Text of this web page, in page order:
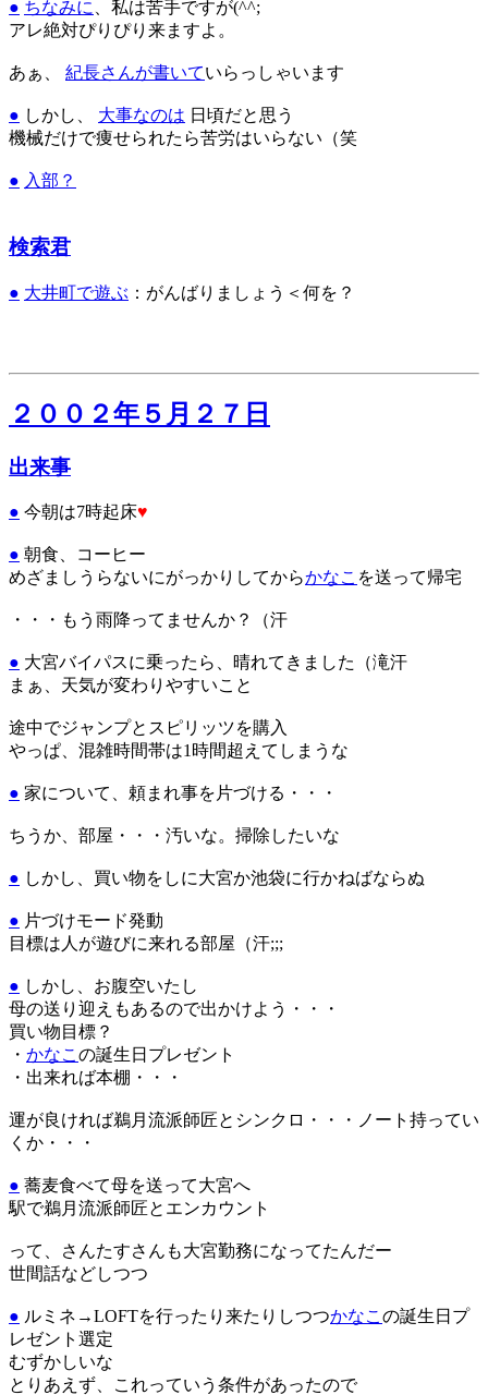
● ちなみに、私は苦手ですが(^^;
アレ絶対ぴりぴり来ますよ。
あぁ、 紀長さんが書いていらっしゃいます
● しかし、 大事なのは 日頃だと思う
機械だけで痩せられたら苦労はいらない（笑
● 入部？
検索君
● 大井町で遊ぶ ：がんばりましょう＜何を？
２００２年５月２７日
出来事
● 今朝は7時起床♥
● 朝食、コーヒー
めざましうらないにがっかりしてからかなこ を送って帰宅
・・・もう雨降ってませんか？（汗
● 大宮バイパスに乗ったら、晴れてきました（滝汗
まぁ、天気が変わりやすいこと
途中でジャンプとスピリッツを購入
やっぱ、混雑時間帯は1時間超えてしまうな
● 家について、頼まれ事を片づける・・・
ちうか、部屋・・・汚いな。掃除したいな
● しかし、買い物をしに大宮か池袋に行かねばならぬ
● 片づけモード発動
目標は人が遊びに来れる部屋（汗;;;
● しかし、お腹空いたし
母の送り迎えもあるので出かけよう・・・
買い物目標？
・ かなこの誕生日プレゼント
・出来れば本棚・・・
運が良ければ鵜月流派師匠とシンクロ・・・ノート持ってい
くか・・・
● 蕎麦食べて母を送って大宮へ
駅で鵜月流派師匠とエンカウント
って、さんたすさんも大宮勤務になってたんだー
世間話などしつつ
● ルミネ→LOFTを行ったり来たりしつつかなこの誕生日プ
レゼント選定
むずかしいな
とりあえず、これっていう条件があったので